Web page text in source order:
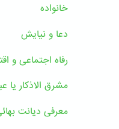
خانواده
دعا و نیایش
رفاه اجتماعی و
مشرق الاذکار یا
معرفی دیانت